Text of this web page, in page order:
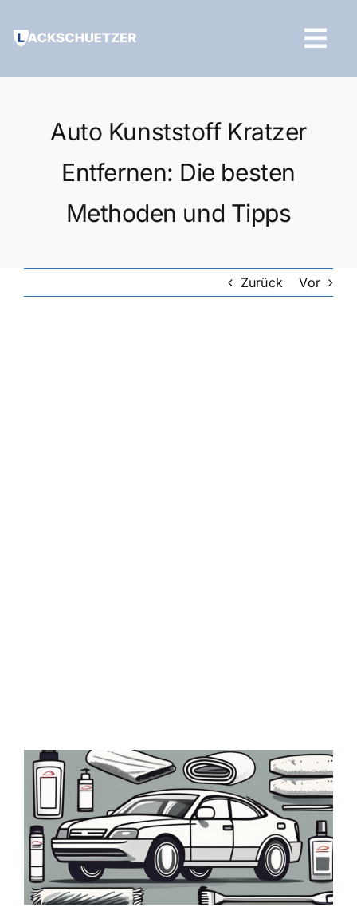
Inhalt
Auto Kunststoff Kratzer
Entfernen: Die besten
Methoden und Tipps
Zurück Vor
Zeige
grösseres
Bild